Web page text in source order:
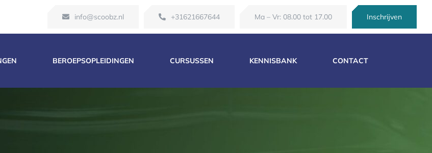
info@scoobz.nl +31621667644 Ma – Vr: 08.00 tot 17.00 Inschrijven
BEROEPSOPLEIDINGEN CURSUSSEN KENNISBANK CONTACT